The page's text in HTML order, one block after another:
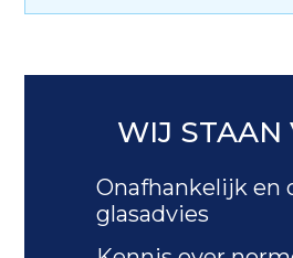
WIJ STAAN
Onafhankelijk en
glasadvies